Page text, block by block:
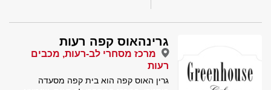
גרינהאוס קפה רעות
מרכז מסחרי לב-רעות, מכבים
רעות
גרין האוס קפה הוא בית קפה מסעדה